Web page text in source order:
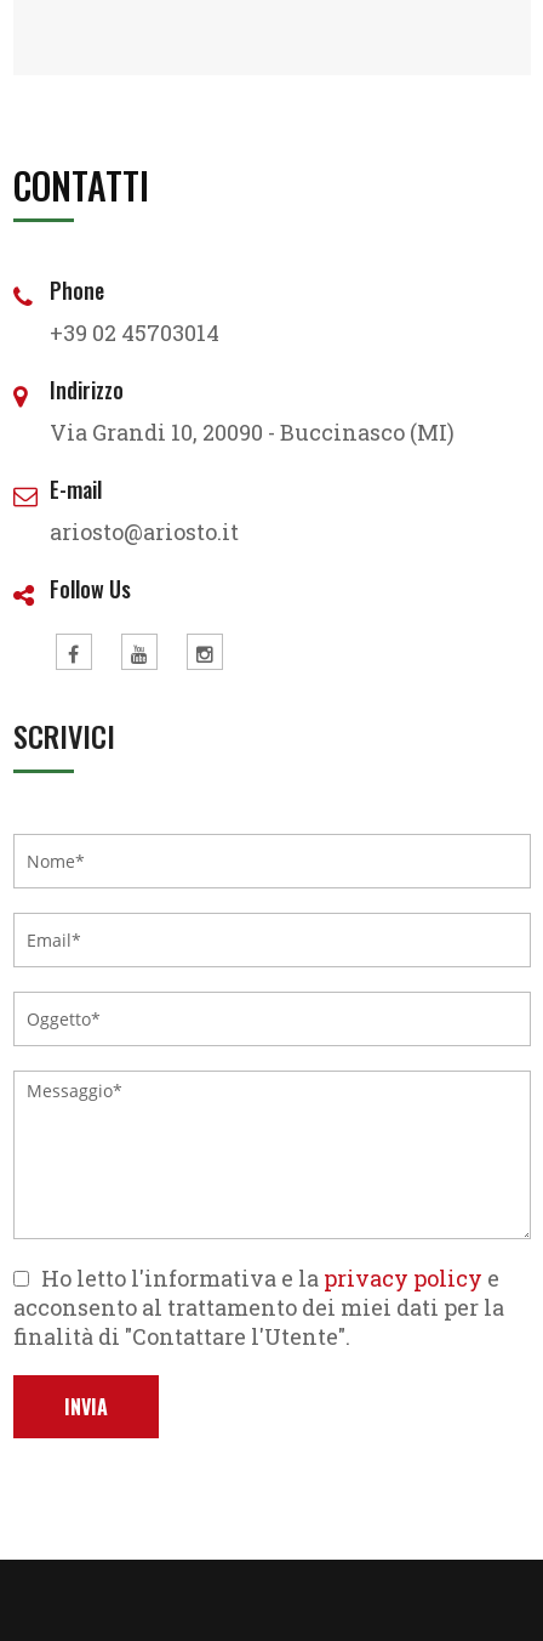
CONTATTI
Phone
+39 02 45703014
Indirizzo
Via Grandi 10, 20090 - Buccinasco (MI)
E-mail
ariosto@ariosto.it
Follow Us
SCRIVICI
Ho letto l'informativa e la privacy policy e
acconsento al trattamento dei miei dati per la
finalità di "Contattare l'Utente".